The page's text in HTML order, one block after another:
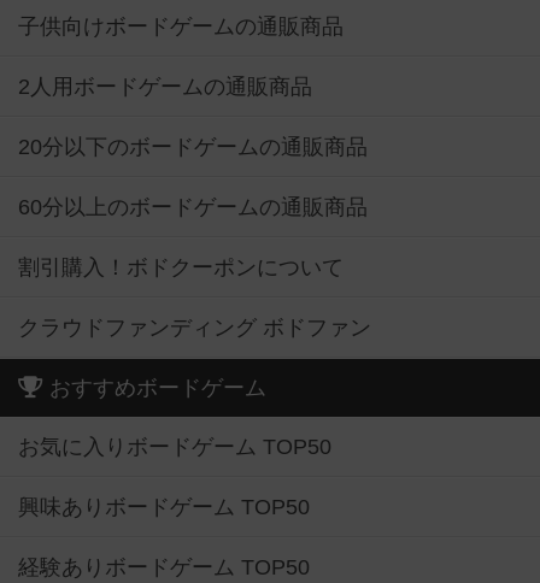
子供向けボードゲームの通販商品
2人用ボードゲームの通販商品
20分以下のボードゲームの通販商品
60分以上のボードゲームの通販商品
割引購入！ボドクーポンについて
クラウドファンディング ボドファン
おすすめボードゲーム
お気に入りボードゲーム TOP50
興味ありボードゲーム TOP50
経験ありボードゲーム TOP50